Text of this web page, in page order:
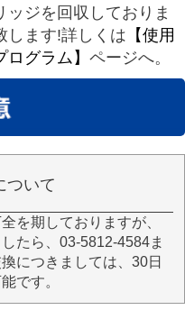
ジを回収しておりま
します!詳しくは 【使用
グラム】 ページへ。
ついて
を期しておりますが、
たら、03-5812-4584ま
につきましては、30日
です。